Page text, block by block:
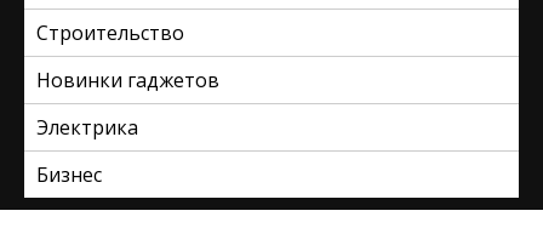
Строительство
Новинки гаджетов
Электрика
Бизнес